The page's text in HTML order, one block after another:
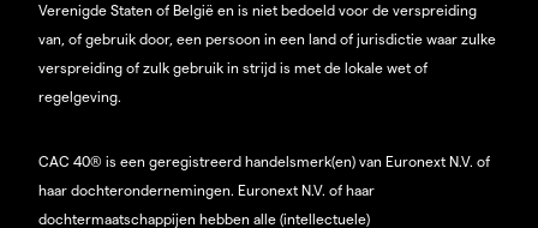
Verenigde Staten of België en is niet bedoeld voor de verspreiding
van, of gebruik door, een persoon in een land of jurisdictie waar zulke
verspreiding of zulk gebruik in strijd is met de lokale wet of
regelgeving.
CAC 40® is een geregistreerd handelsmerk(en) van Euronext N.V. of
haar dochterondernemingen. Euronext N.V. of haar
dochtermaatschappijen hebben alle (intellectuele)